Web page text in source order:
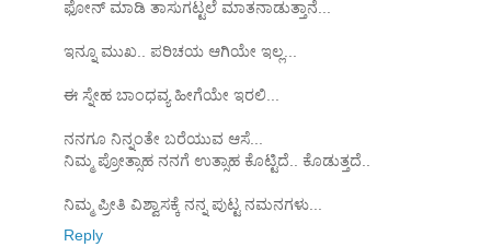
ಫೋನ್ ಮಾಡಿ ತಾಸುಗಟ್ಟಲೆ ಮಾತನಾಡುತ್ತಾನೆ...
ಇನ್ನೂ ಮುಖ.. ಪರಿಚಯ ಆಗಿಯೇ ಇಲ್ಲ...
ಈ ಸ್ನೇಹ ಬಾಂಧವ್ಯ ಹೀಗೆಯೇ ಇರಲಿ...
ನನಗೂ ನಿನ್ನಂತೇ ಬರೆಯುವ ಆಸೆ...
ನಿಮ್ಮ ಪ್ರೋತ್ಸಾಹ ನನಗೆ ಉತ್ಸಾಹ ಕೊಟ್ಟಿದೆ.. ಕೊಡುತ್ತದೆ..
ನಿಮ್ಮ ಪ್ರೀತಿ ವಿಶ್ವಾಸಕ್ಕೆ ನನ್ನ ಪುಟ್ಟ ನಮನಗಳು...
Reply